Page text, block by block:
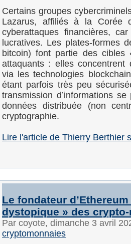
Certains groupes
Lazarus, affiliés à la Corée
cyberattaques financières,
lucratives. Les plates-formes
bitcoin) font partie des
attaquants : elles concentrent
via les technologies
étant parfois très peu
transmission d’informations
données distribuée (non
cryptographie.
Lire l'article de Thierry Berthier
Le fondateur
dystopique » des
Par coyote, dimanche 3 avril
cryptomonnaies